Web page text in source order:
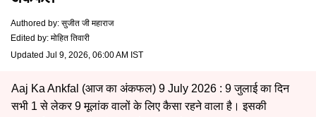
Authored by: सुजीत जी महाराज
Edited by: मोहित तिवारी
Updated Jul 9, 2026, 06:00 AM IST
Aaj Ka Ankfal (आज का अंकफल) 9 July 2026 : 9 जुलाई का दिन
सभी 1 से लेकर 9 मूलांक वालों के लिए कैसा रहने वाला है। इसकी